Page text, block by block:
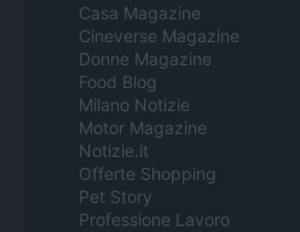
Casa Magazine
Cineverse Magazine
Donne Magazine
Food Blog
Milano Notizie
Motor Magazine
Notizie.it
Offerte Shopping
Pet Story
Professione Lavoro